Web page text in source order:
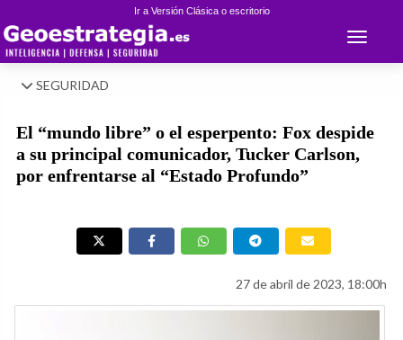
Ir a Versión Clásica o escritorio
Toggle
SEGURIDAD
El “mundo libre” o el esperpento: Fox despide
a su principal comunicador, Tucker Carlson,
por enfrentarse al “Estado Profundo”
27 de abril de 2023, 18:00h